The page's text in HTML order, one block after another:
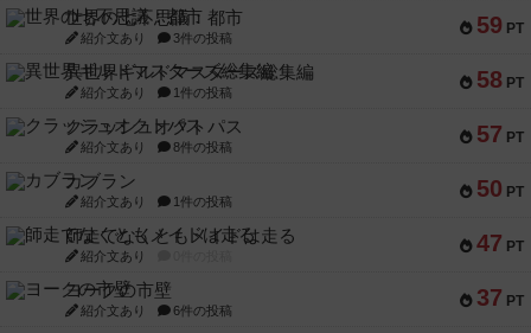
59 PT
世界の七不思議：都市
紹介文あり 3件の投稿
58 PT
異世界ギルドマスターズ総集編
紹介文あり 1件の投稿
57 PT
クラッシュオクトパス
紹介文あり 8件の投稿
50 PT
カブラン
紹介文あり 1件の投稿
47 PT
師走でなくともメイドは走る
紹介文あり
37 PT
ヨークの市壁
紹介文あり 6件の投稿